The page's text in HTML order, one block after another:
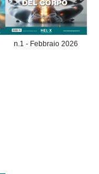
n.1 - Febbraio 2026